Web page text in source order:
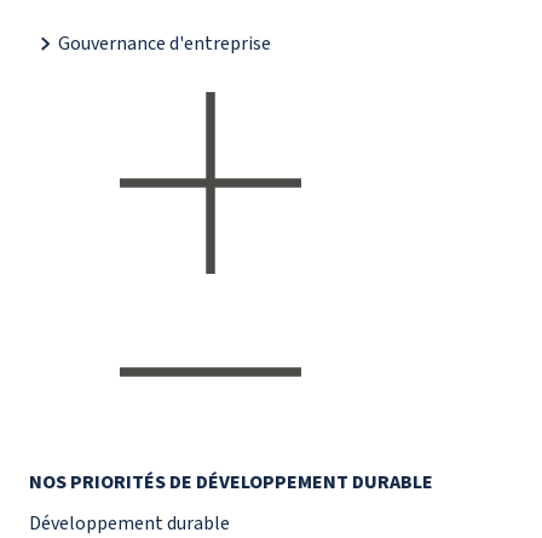
Gouvernance d'entreprise
NOS PRIORITÉS DE DÉVELOPPEMENT DURABLE
Développement durable